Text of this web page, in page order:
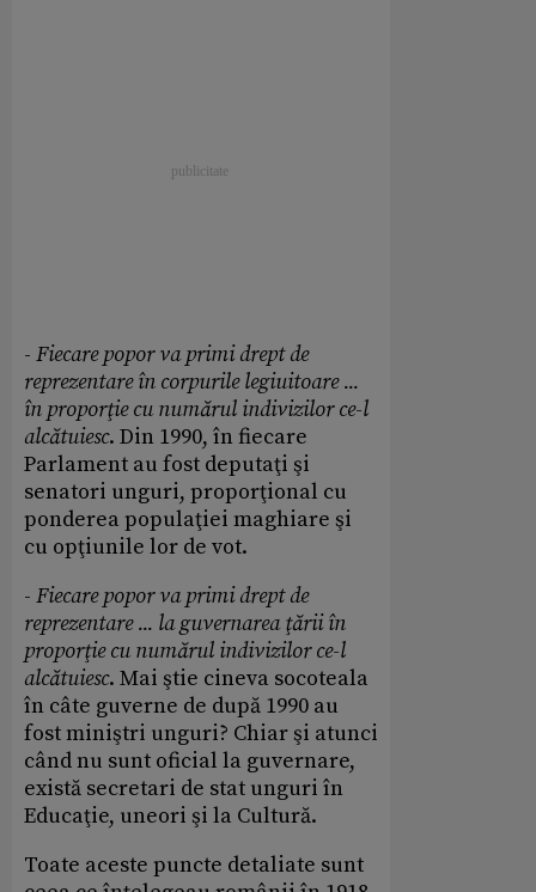
- Fiecare popor va primi drept de
reprezentare în corpurile legiuitoare ...
în proporţie cu numărul indivizilor ce-l
alcătuiesc. Din 1990, în fiecare
Parlament au fost deputaţi şi
senatori unguri, proporţional cu
ponderea populaţiei maghiare şi
cu opţiunile lor de vot.
- Fiecare popor va primi drept de
reprezentare ... la guvernarea ţării în
proporţie cu numărul indivizilor ce-l
alcătuiesc. Mai ştie cineva socoteala
în câte guverne de după 1990 au
fost miniştri unguri? Chiar şi atunci
când nu sunt oficial la guvernare,
există secretari de stat unguri în
Educaţie, uneori şi la Cultură.
Toate aceste puncte detaliate sunt